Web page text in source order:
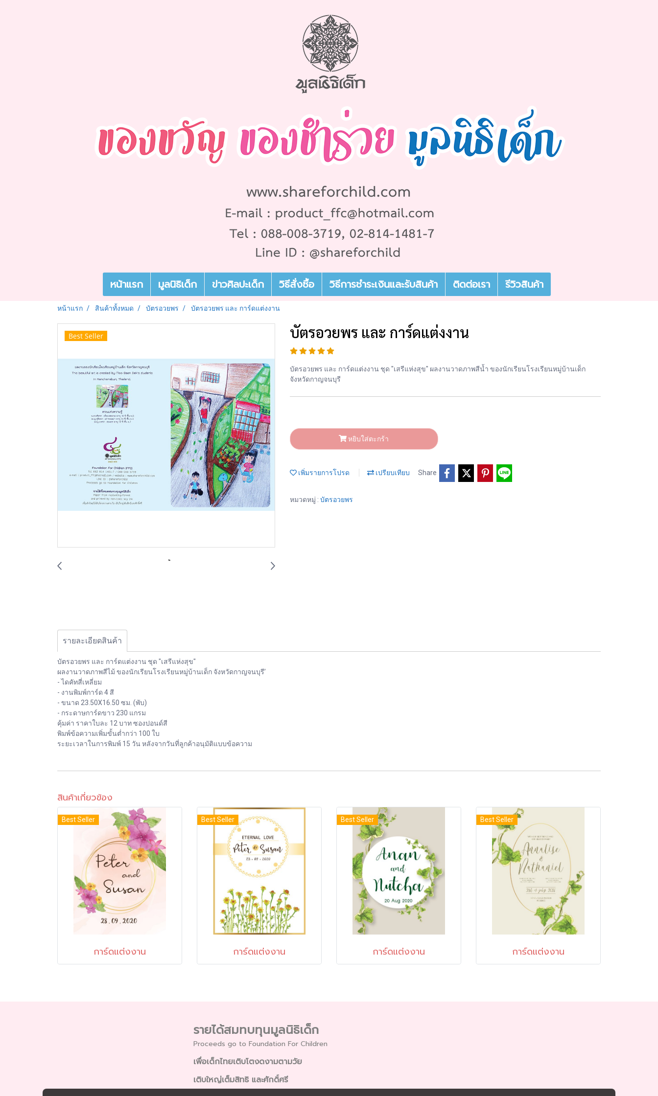
หน้าแรก มูลนิธิเด็ก ข่าวศิลปะเด็ก วิธีสั่งซื้อ วิธีการชำระเงินและรับสินค้า ติดต่อเรา รีวิวสินค้า
หน้าแรก สินค้าทั้งหมด บัตรอวยพร บัตรอวยพร และ การ์ดแต่งงาน
Best Seller บัตรอวยพร และ การ์ดแต่งงาน
บัตรอวยพร และ การ์ดแต่งงาน ชุด "เสรีแห่งสุข" ผลงานวาดภาพสีน้ำ ของนักเรียนโรงเรียนหมู่บ้านเด็ก
จังหวัดกาญจนบุรี
หยิบใส่ตะกร้า
เพิ่มรายการโปรด เปรียบเทียบ Share
หมวดหมู่ : บัตรอวยพร
รายละเอียดสินค้า
บัตรอวยพร และ การ์ดแต่งงาน ชุด "เสรีแห่งสุข"
ผลงานวาดภาพสีไม้ ของนักเรียนโรงเรียนหมู่บ้านเด็ก จังหวัดกาญจนบุรี’
- ไดคัทสี่เหลี่ยม
- งานพิมพ์การ์ด 4 สี
- ขนาด 23.50X16.50 ซม. (พับ)
- กระดาษการ์ดขาว 230 แกรม
คุ้มค่า ราคาใบละ 12 บาท ซองปอนด์สี
พิมพ์ข้อความเพิ่มขั้นต่ำกว่า 100 ใบ
ระยะเวลาในการพิมพ์ 15 วัน หลังจากวันที่ลูกค้าอนุมัติแบบข้อความ
สินค้าเกี่ยวข้อง
Best Seller
การ์ดแต่งงาน
Best Seller
การ์ดแต่งงาน
Best Seller
การ์ดแต่งงาน
Best Seller
การ์ดแต่งงาน
รายได้สมทบทุนมูลนิธิเด็ก
Proceeds go to Foundation For Children
เพื่อเด็กไทยเติบโตงดงามตามวัย
เติบใหญ่เต็มสิทธิ และศักดิ์ศรี